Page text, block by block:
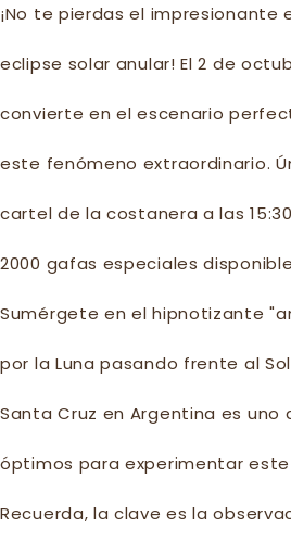
¡No te pierdas el impresionante
eclipse solar anular! El 2 de
convierte en el escenario
este fenómeno extraordinario.
cartel de la costanera a las
2000 gafas especiales
Sumérgete en el hipnotizante
por la Luna pasando frente al
Santa Cruz en Argentina es uno
óptimos para experimentar
Recuerda, la clave es la